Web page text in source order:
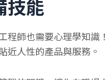
技能
程師也需要心理學知識
近人性的產品與服務。